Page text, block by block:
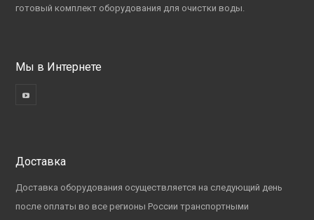
готовый комплект оборудования для очистки воды.
Мы в Интернете
Доставка
Доставка оборудования осуществляется на следующий день
после оплаты во все регионы России транспортными